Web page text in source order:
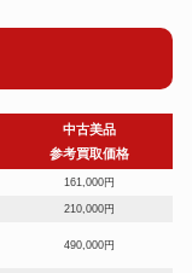
中古美品
参考買取価格
161,000円
210,000円
490,000円